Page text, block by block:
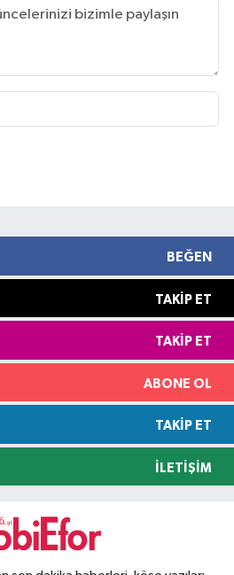
BEĞEN
TAKIP ET
TAKIP ET
ABONE OL
TAKIP ET
İLETIŞIM